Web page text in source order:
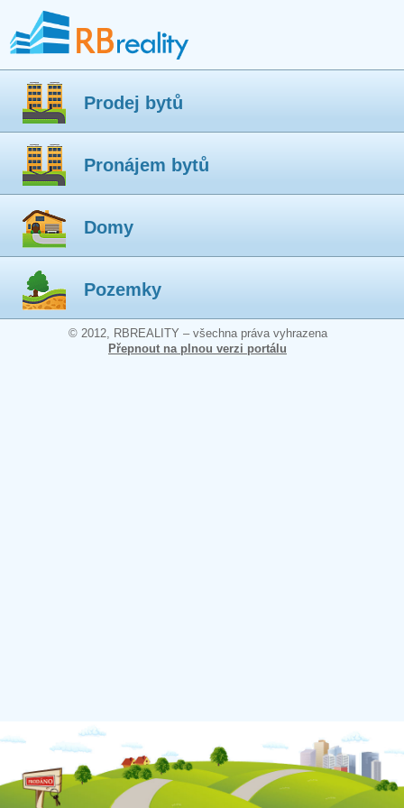
Prodej bytů
Pronájem bytů
Domy
Pozemky
© 2012, RBREALITY – všechna práva vyhrazena
Přepnout na plnou verzi portálu